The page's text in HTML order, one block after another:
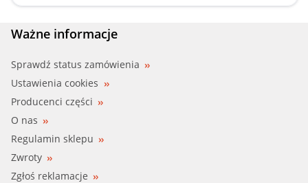
Ważne informacje
Sprawdź status zamówienia
Ustawienia cookies
Producenci części
O nas
Regulamin sklepu
Zwroty
Zgłoś reklamacje